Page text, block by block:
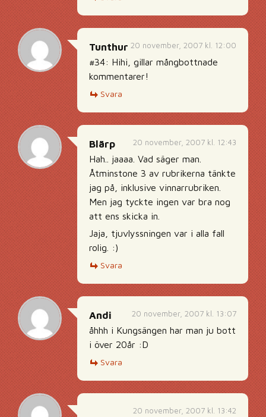
20 november, 2007 kl. 12:00
Tunthur
#34: Hihi, gillar mångbottnade
kommentarer!
Svara
20 november, 2007 kl. 12:43
Blärp
Hah.. jaaaa. Vad säger man.
Åtminstone 3 av rubrikerna tänkte
jag på, inklusive vinnarrubriken.
Men jag tyckte ingen var bra nog
att ens skicka in.
Jaja, tjuvlyssningen var i alla fall
rolig. :)
Svara
20 november, 2007 kl. 13:07
Andi
åhhh i Kungsängen har man ju bott
i över 20år :D
Svara
20 november, 2007 kl. 13:42